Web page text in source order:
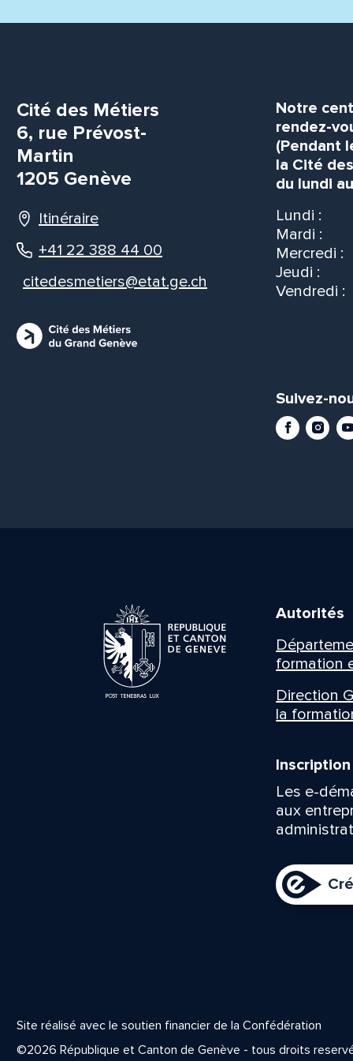
Cité des Métiers
6, rue Prévost-
Martin
1205 Genève
Itinéraire
+41 22 388 44 00
citedesmetiers@etat.ge.ch
Notre
rendez-
(Pendant
la Cité
du lundi
Lundi :
Mardi :
Mercredi :
Jeudi :
Vendredi :
Suivez-
Facebook
Autorités
formation
Direction
la
Les e-
aux
Site réalisé avec le soutien financier de la Confédération
©2026 République et Canton de Genève - tous droits